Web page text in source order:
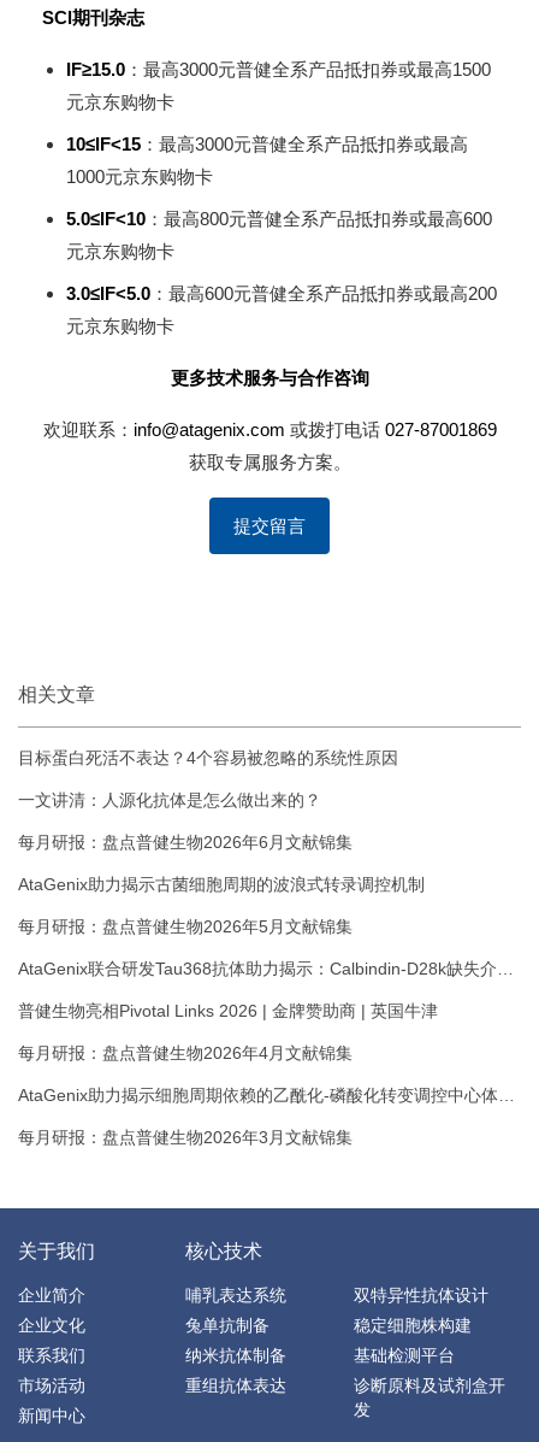
SCl期刊杂志
IF≥15.0 ：最高3000元普健全系产品抵扣券或最高1500
元京东购物卡
10≤IF<15 ：最高3000元普健全系产品抵扣券或最高
1000元京东购物卡
5.0≤IF<10 ：最高800元普健全系产品抵扣券或最高600
元京东购物卡
3.0≤IF<5.0 ：最高600元普健全系产品抵扣券或最高200
元京东购物卡
更多技术服务与合作咨询
欢迎联系： info@atagenix.com 或拨打电话 027-87001869
获取专属服务方案。
提交留言
相关文章
目标蛋白死活不表达？4个容易被忽略的系统性原因
一文讲清：人源化抗体是怎么做出来的？
每月研报：盘点普健生物2026年6月文献锦集
AtaGenix助力揭示古菌细胞周期的波浪式转录调控机制
每月研报：盘点普健生物2026年5月文献锦集
AtaGenix联合研发Tau368抗体助力揭示：Calbindin-D28k缺失介导
普健生物亮相Pivotal Links 2026 | 金牌赞助商 | 英国牛津
每月研报：盘点普健生物2026年4月文献锦集
AtaGenix助力揭示细胞周期依赖的乙酰化-磷酸化转变调控中心体成
每月研报：盘点普健生物2026年3月文献锦集
关于我们
企业简介
企业文化
联系我们
市场活动
新闻中心
核心技术
哺乳表达系统
兔单抗制备
纳米抗体制备
重组抗体表达
双特异性抗体设计
稳定细胞株构建
基础检测平台
诊断原料及试剂盒开
发